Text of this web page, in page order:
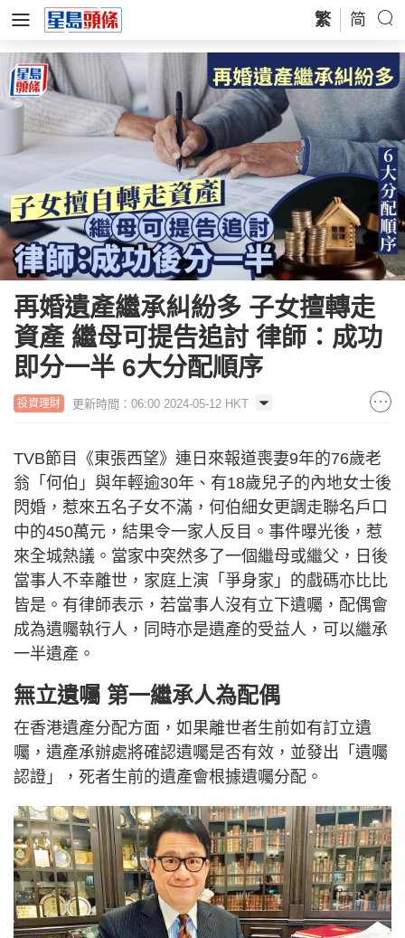
繁 简
再婚遺產繼承糾紛多 子女擅轉走
資產 繼母可提告追討 律師：成功
即分一半 6大分配順序
投資理財 更新時間：06:00 2024-05-12 HKT
TVB節目《東張西望》連日來報道喪妻9年的76歲老
翁「何伯」與年輕逾30年、有18歲兒子的內地女士後
閃婚，惹來五名子女不滿，何伯細女更調走聯名戶口
中的450萬元，結果令一家人反目。事件曝光後，惹
來全城熱議。當家中突然多了一個繼母或繼父，日後
當事人不幸離世，家庭上演「爭身家」的戲碼亦比比
皆是。有律師表示，若當事人沒有立下遺囑，配偶會
成為遺囑執行人，同時亦是遺產的受益人，可以繼承
一半遺產。
無立遺囑 第一繼承人為配偶
在香港遺產分配方面，如果離世者生前如有訂立遺
囑，遺產承辦處將確認遺囑是否有效，並發出「遺囑
認證」，死者生前的遺產會根據遺囑分配。